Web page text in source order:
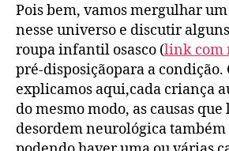
Pois bem, vamos mergulhar
nesse universo e discutir
roupa infantil osasco (link com
pré-disposiçãopara a condição.
explicamos aqui,cada criança
do mesmo modo, as causas que
desordem neurológica também